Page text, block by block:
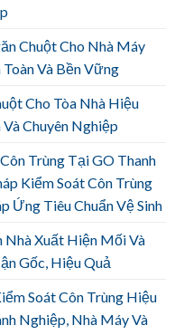
Chuột Cho Nhà Máy
Và Bền Vững
Cho Tòa Nhà Hiệu
Và Chuyên Nghiệp
Trùng Tại GO Thanh
Kiểm Soát Côn Trùng
Ứng Tiêu Chuẩn Vệ Sinh
Nhà Xuất Hiện Mối Và
Gốc, Hiệu Quả
Soát Côn Trùng Hiệu
Nghiệp, Nhà Máy Và